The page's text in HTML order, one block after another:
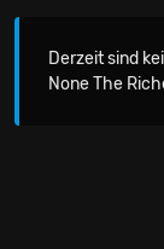
Derzeit sind
None The